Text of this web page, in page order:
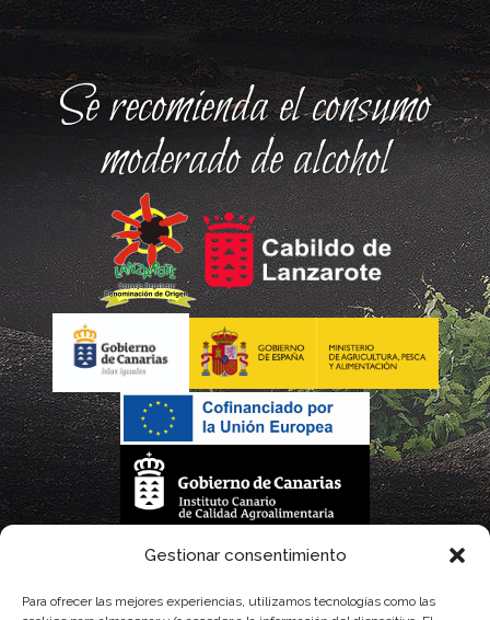
Gestionar consentimiento
Para ofrecer las mejores experiencias, utilizamos tecnologías como las
Se recomienda el consumo
moderado de alcohol
La gestión de la DOP Lanzarote realizada por este Consejo Regulador es financiada,